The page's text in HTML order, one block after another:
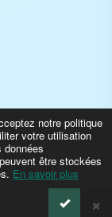
notre politique
votre utilisation
être stockées
En savoir plus
×